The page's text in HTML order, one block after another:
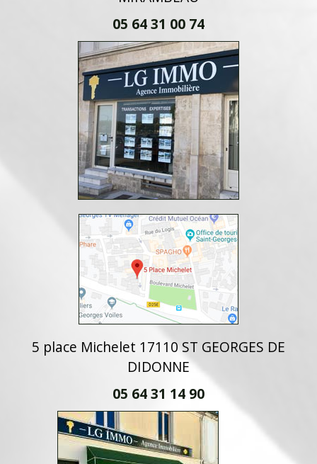
05 64 31 00 74
5 place Michelet 17110 ST GEORGES DE
DIDONNE
05 64 31 14 90